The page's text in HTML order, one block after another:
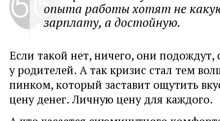
опыта работы хотят не
зарплату, а достойную.
Если такой нет, ничего, они подождут,
у родителей. А так кризис стал тем
пинком, который заставит ощутить
цену денег. Личную цену для каждого.